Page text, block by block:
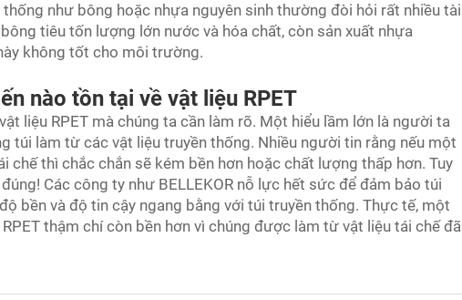
như bông hoặc nhựa nguyên sinh thường đòi hỏi rất nhiều tài
tiêu tốn lượng lớn nước và hóa chất, còn sản xuất nhựa
không tốt cho môi trường.
nào tồn tại về vật liệu RPET
liệu RPET mà chúng ta cần làm rõ. Một hiểu lầm lớn là người ta
túi làm từ các vật liệu truyền thống. Nhiều người tin rằng nếu một
chế thì chắc chắn sẽ kém bền hơn hoặc chất lượng thấp hơn. Tuy
Các công ty như BELLEKOR nỗ lực hết sức để đảm bảo túi
bền và độ tin cậy ngang bằng với túi truyền thống. Thực tế, một
thậm chí còn bền hơn vì chúng được làm từ vật liệu tái chế đã